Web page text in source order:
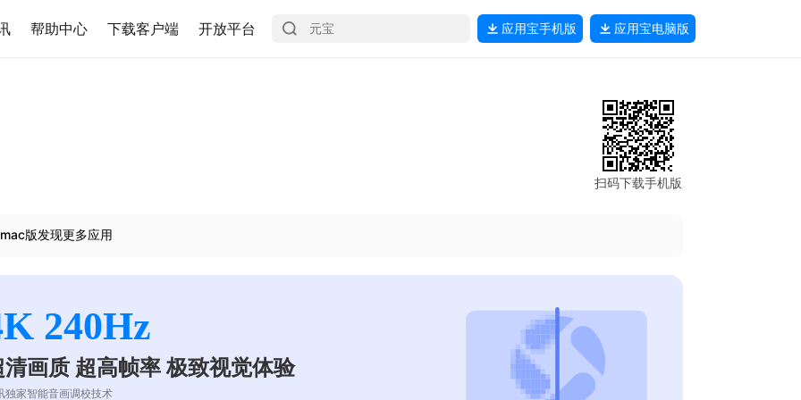
帮助中心 下载客户端 开放平台 应用宝手机版 应用宝电脑版
扫码下载手机版
版发现更多应用
240Hz
清画质 超高帧率 极致视觉体验
独家智能音画调校技术